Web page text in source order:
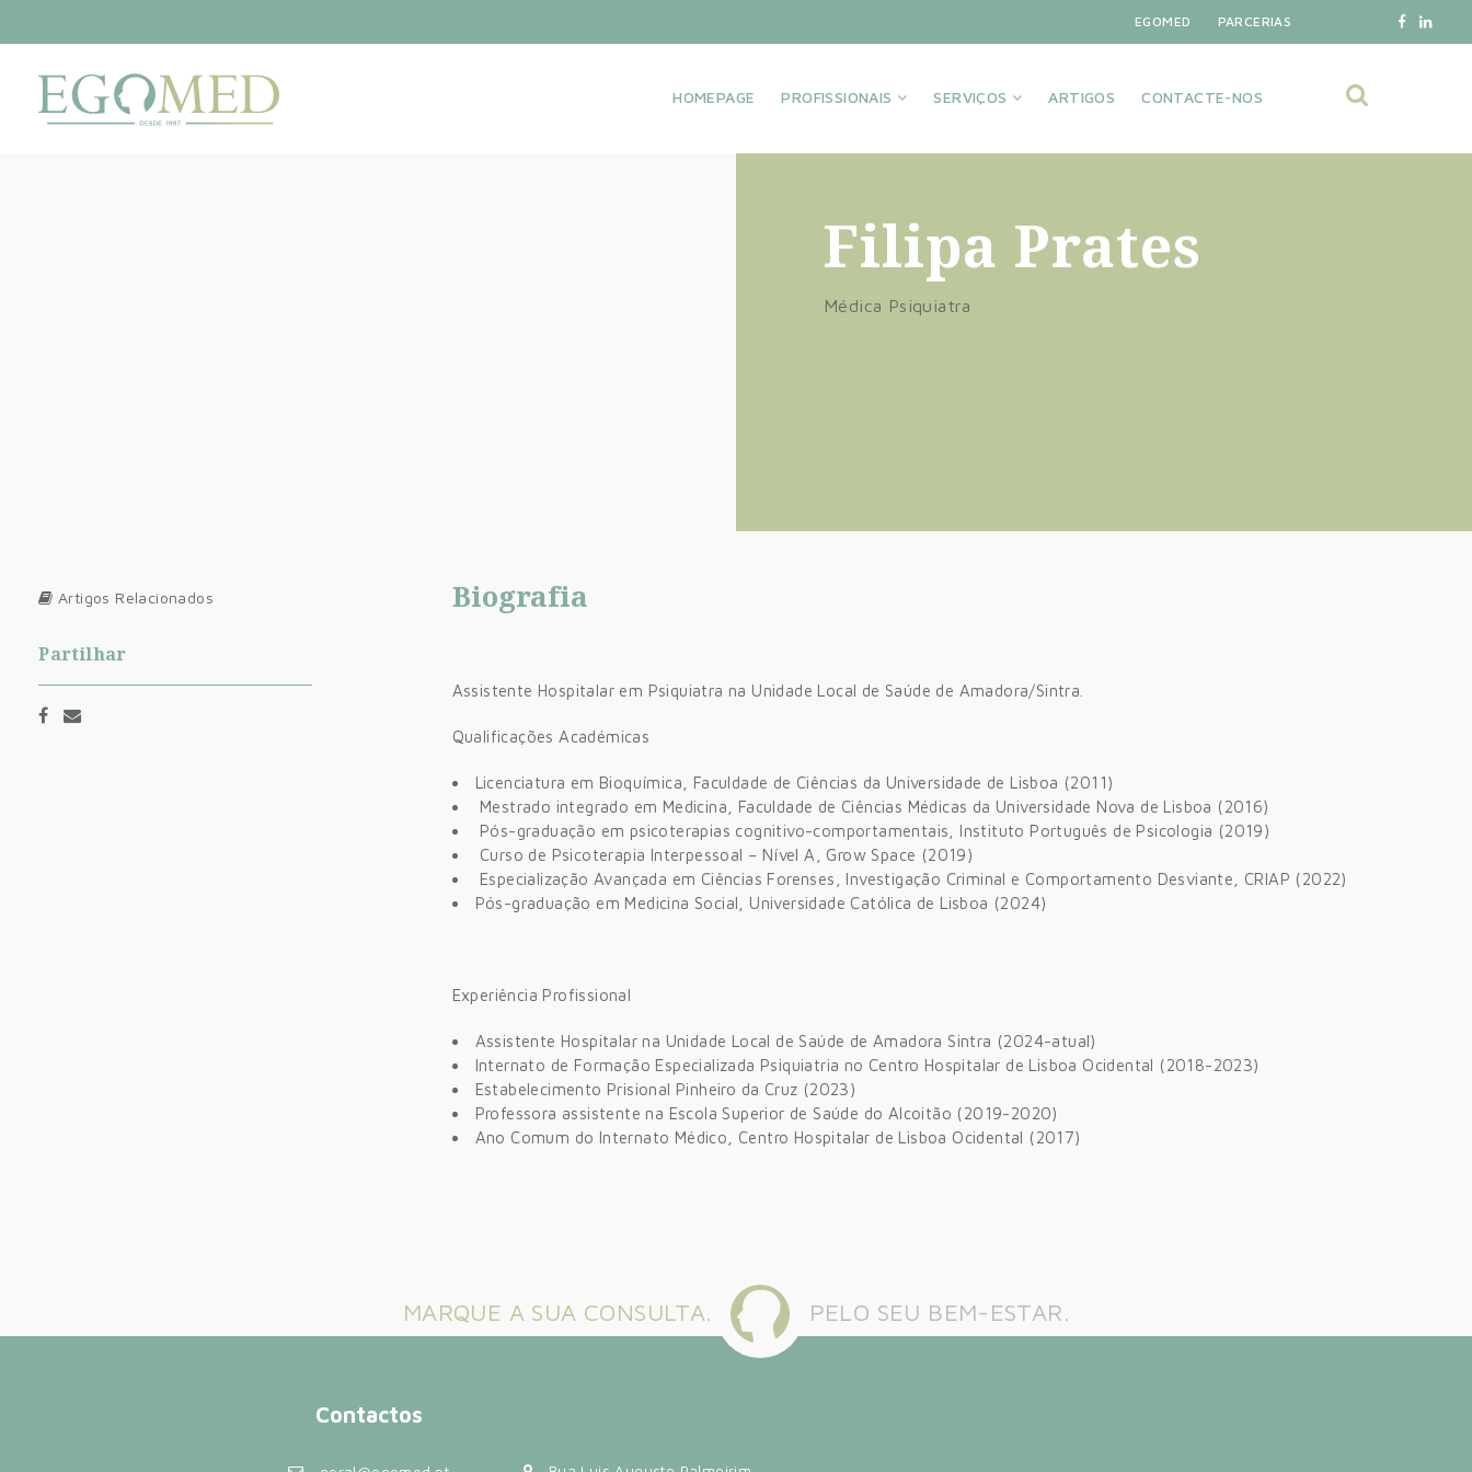
EGOMED PARCERIAS
HOMEPAGE PROFISSIONAIS SERVIÇOS ARTIGOS CONTACTE-NOS
Filipa Prates
Médica Psiquiatra
Biografia
Assistente Hospitalar em Psiquiatra na Unidade Local de Saúde de Amadora/Sintra.
Qualificações Académicas
Licenciatura em Bioquímica, Faculdade de Ciências da Universidade de Lisboa (2011)
Mestrado integrado em Medicina, Faculdade de Ciências Médicas da Universidade Nova de Lisboa (2016)
Pós-graduação em psicoterapias cognitivo-comportamentais, Instituto Português de Psicologia (2019)
Curso de Psicoterapia Interpessoal – Nível A, Grow Space (2019)
Especialização Avançada em Ciências Forenses, Investigação Criminal e Comportamento Desviante, CRIAP (2022)
Pós-graduação em Medicina Social, Universidade Católica de Lisboa (2024)
Experiência Profissional
Assistente Hospitalar na Unidade Local de Saúde de Amadora Sintra (2024-atual)
Internato de Formação Especializada Psiquiatria no Centro Hospitalar de Lisboa Ocidental (2018-2023)
Estabelecimento Prisional Pinheiro da Cruz (2023)
Professora assistente na Escola Superior de Saúde do Alcoitão (2019-2020)
Ano Comum do Internato Médico, Centro Hospitalar de Lisboa Ocidental (2017)
Artigos Relacionados
Partilhar
MARQUE A SUA CONSULTA. PELO SEU BEM-ESTAR.
Contactos